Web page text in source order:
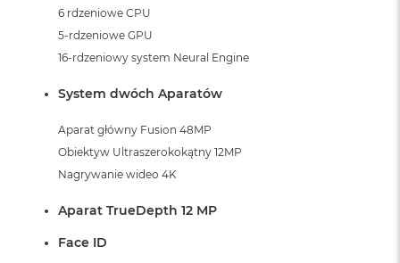
6 rdzeniowe CPU
5-rdzeniowe GPU
16-rdzeniowy system Neural Engine
System dwóch Aparatów
Aparat główny Fusion 48MP
Obiektyw Ultraszerokokątny 12MP
Nagrywanie wideo 4K
Aparat TrueDepth 12 MP
Face ID